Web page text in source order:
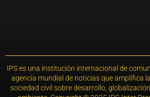
IPS es una institución internacional de
agencia mundial de noticias que amplifica
sociedad civil sobre desarrollo,